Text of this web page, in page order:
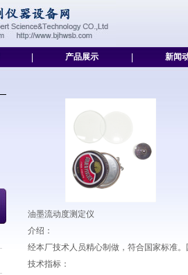
产品展示 新闻
油墨流动度测定仪
介绍：
经本厂技术人员精心制做，符合国家标准
技术指标：